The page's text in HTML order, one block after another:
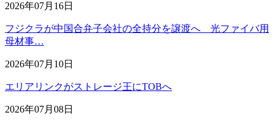
2026年07月16日
フジクラが中国合弁子会社の全持分を譲渡へ 光ファイバ用
母材事…
2026年07月10日
エリアリンクがストレージ王にTOBへ
2026年07月08日